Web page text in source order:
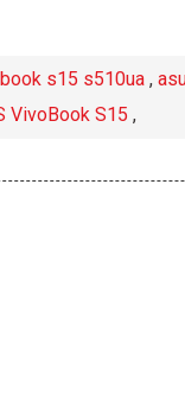
s15 s510ua,
VivoBook S15 ,